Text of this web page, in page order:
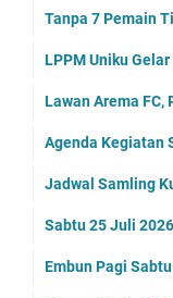
Tanpa 7 Pemain
LPPM Uniku
Lawan Arema FC,
Agenda Kegiatan
Jadwal Samling
Sabtu 25 Juli
Embun Pagi